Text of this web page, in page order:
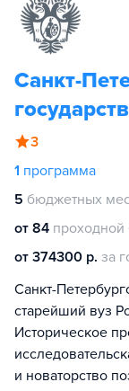
Санкт-
3
1 программа
5 бюджетных
от 84 проходной
от 374300 р. за
Санкт-
старейший вуз
Историческое
и новаторство